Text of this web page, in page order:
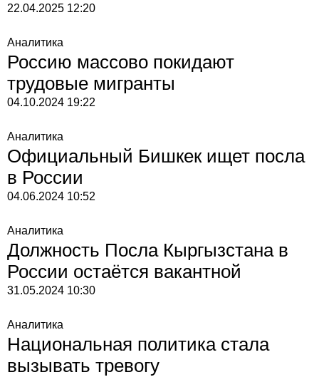
22.04.2025 12:20
Аналитика
Россию массово покидают
трудовые мигранты
04.10.2024 19:22
Аналитика
Официальный Бишкек ищет посла
в России
04.06.2024 10:52
Аналитика
Должность Посла Кыргызстана в
России остаётся вакантной
31.05.2024 10:30
Аналитика
Национальная политика стала
вызывать тревогу